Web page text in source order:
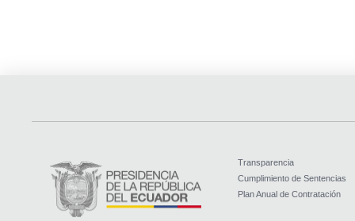
Transparencia
Cumplimiento de Sentencias
Plan Anual de Contratación